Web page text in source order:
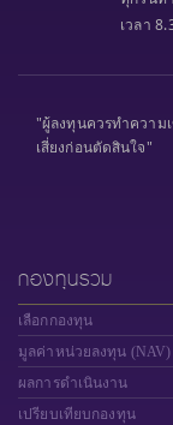
เวลา
"ผู้ลงทุนควรทำความ
เสี่ยงก่อนตัดสินใจ"
กองทุนรวม
เลือกกองทุน
มูลค่าหน่วยลงทุน (NAV)
ผลการดำเนินงาน
เปรียบเทียบกองทุน